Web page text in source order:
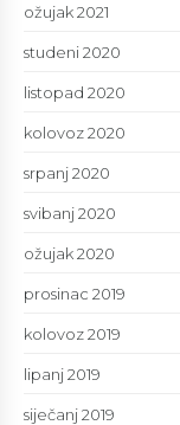
ožujak 2021
studeni 2020
listopad 2020
kolovoz 2020
srpanj 2020
svibanj 2020
ožujak 2020
prosinac 2019
kolovoz 2019
lipanj 2019
siječanj 2019